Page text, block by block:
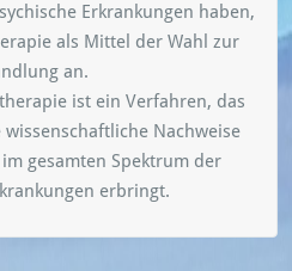
Erkrankungen haben,
als Mittel der Wahl zur
an.
ist ein Verfahren, das
Nachweise
gesamten Spektrum der
erbringt.